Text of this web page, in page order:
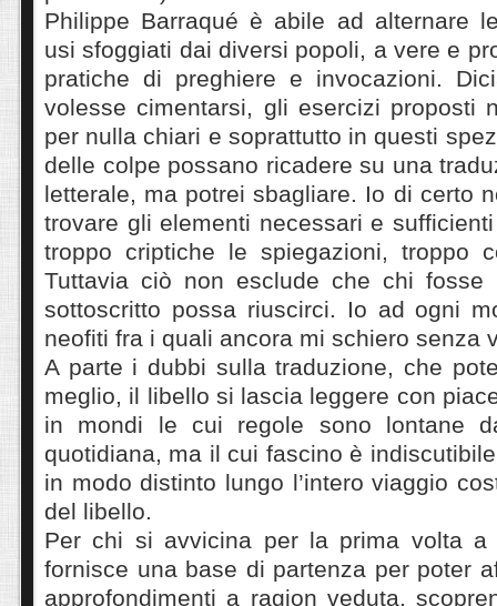
Philippe Barraqué è abile ad alternare
usi sfoggiati dai diversi popoli, a vere e
pratiche di preghiere e invocazioni.
volesse cimentarsi, gli esercizi proposti
per nulla chiari e soprattutto in questi
delle colpe possano ricadere su una
letterale, ma potrei sbagliare. Io di certo
trovare gli elementi necessari e
troppo criptiche le spiegazioni, troppo
Tuttavia ciò non esclude che chi fosse
sottoscritto possa riuscirci. Io ad ogni
neofiti fra i quali ancora mi schiero senza
A parte i dubbi sulla traduzione, che
meglio, il libello si lascia leggere con
in mondi le cui regole sono lontane
quotidiana, ma il cui fascino è
in modo distinto lungo l’intero viaggio
del libello.
Per chi si avvicina per la prima volta a
fornisce una base di partenza per poter
approfondimenti a ragion veduta,